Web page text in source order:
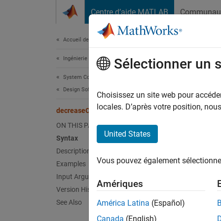
Centre d’aide MATLAB
Accueil de la documentation
Ingénierie des systèmes
System Composer
Design Software Architectures
decreaseOrder
ON THIS PAGE
Syntax
Description
Examples
Input Arguments
Version History
See Also
Since
Sélectionner un
Choisissez un site web pour
locales. D’après votre position,
United States
Vous pouvez également
Amériques
América Latina (Español)
Canada (English)